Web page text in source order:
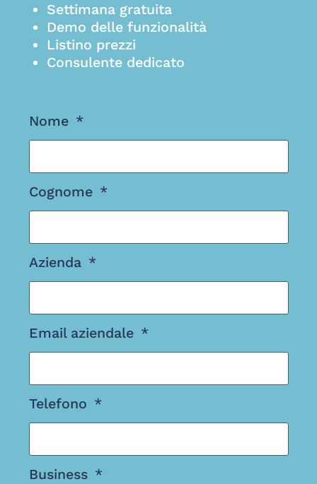
Settimana gratuita
Demo delle funzionalità
Listino prezzi
Consulente dedicato
Nome
Cognome
Azienda
Email aziendale
Telefono
Business